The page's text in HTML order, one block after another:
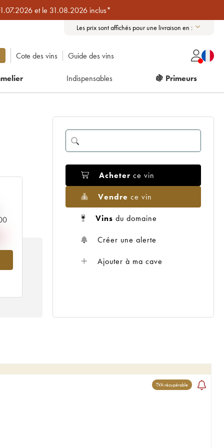
et le 31.08.2026 inclus*
Les prix sont affichés pour une livraison en :
Cote des vins Guide des vins
Indispensables 🍇 Primeurs
Acheter ce vin
Vendre ce vin
Vins du domaine
Créer une alerte
Ajouter à ma cave
TVA récupérable